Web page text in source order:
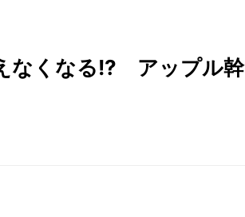
なくなる!? アップル幹